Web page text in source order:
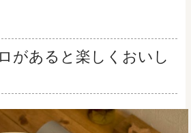
があると楽しくおいし